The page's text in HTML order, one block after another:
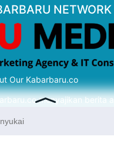
NETWORK
Our Kabarbaru.co
menyajikan berita
terverifikasi dari sumber